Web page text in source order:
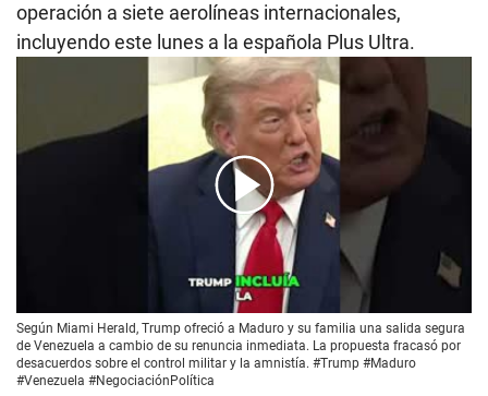
operación a siete aerolíneas internacionales,
incluyendo este lunes a la española Plus Ultra.
Según Miami Herald, Trump ofreció a Maduro y su familia una salida segura
de Venezuela a cambio de su renuncia inmediata. La propuesta fracasó por
desacuerdos sobre el control militar y la amnistía. #Trump #Maduro
#Venezuela #NegociaciónPolítica